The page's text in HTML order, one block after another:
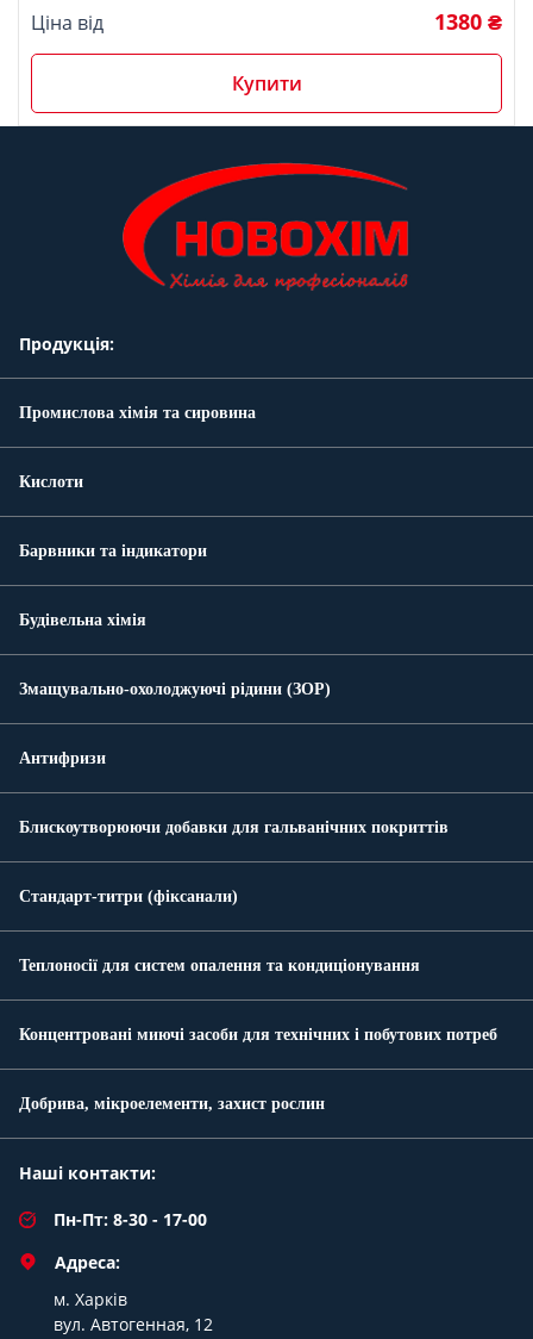
Ціна від 1380 ₴
Купити
Продукція:
Промислова хімія та сировина
Кислоти
Барвники та індикатори
Будівельна хімія
Змащувально-охолоджуючі рідини (ЗОР)
Антифризи
Блискоутворюючи добавки для гальванічних покриттів
Стандарт-титри (фіксанали)
Теплоносії для систем опалення та кондиціонування
Концентровані миючі засоби для технічних і побутових потреб
Добрива, мікроелементи, захист рослин
Наші контакти:
Пн-Пт: 8-30 - 17-00
Адреса:
м. Харків
вул. Автогенная, 12